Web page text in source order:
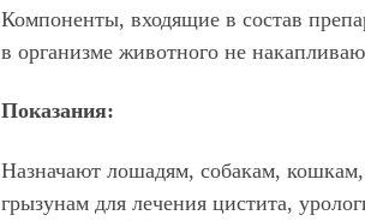
Компоненты, входящие в состав
в организме животного не
Показания:
Назначают лошадям, собакам,
грызунам для лечения цистита,